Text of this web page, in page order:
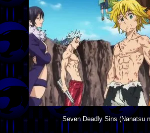
Seven Deadly Sins(Nanatsu